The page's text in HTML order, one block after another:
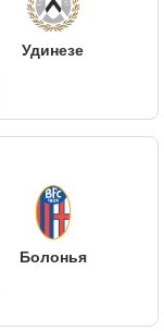
Удинезе
Болонья